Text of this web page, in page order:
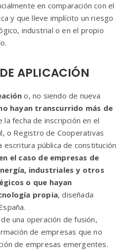
en comparación con el
y que lleve implícito un riesgo
industrial o en el propio
APLICACIÓN
o, no siendo de nueva
hayan transcurrido más de
la fecha de inscripción en el
o Registro de Cooperativas
escritura pública de constitución
el caso de empresas de
industriales y otros
o que hayan
propia, diseñada
una operación de fusión,
de empresas que no
de empresas emergentes.